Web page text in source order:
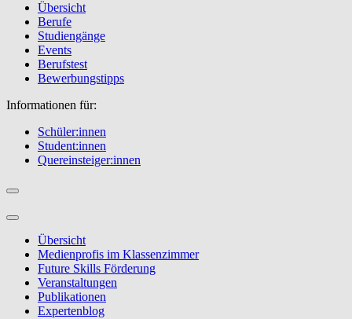
Übersicht
Berufe
Studiengänge
Events
Berufstest
Bewerbungstipps
Informationen für:
Schüler:innen
Student:innen
Quereinsteiger:innen
Übersicht
Medienprofis im Klassenzimmer
Future Skills Förderung
Veranstaltungen
Publikationen
Expertenblog